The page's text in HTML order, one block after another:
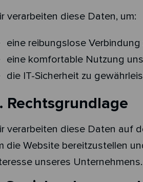
verarbeiten diese Daten, um:
eine reibungslose
eine komfortable Nutzung
die IT-Sicherheit zu
Rechtsgrundlage
verarbeiten diese Daten auf
die Website bereitzustellen
unseres Unternehmens.